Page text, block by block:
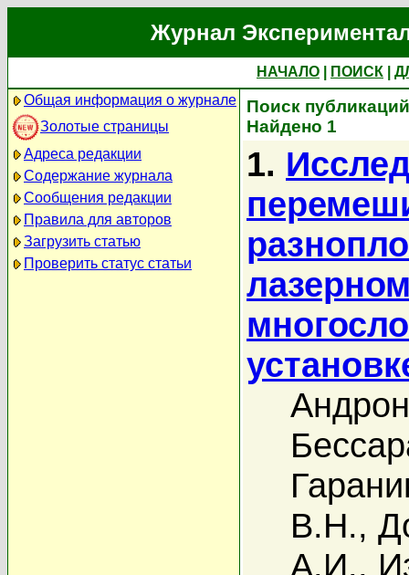
Журнал
НАЧАЛО ПОИСК
Общая информация о журнале
Золотые страницы
Адреса редакции
Содержание журнала
Сообщения редакции
Правила для авторов
Загрузить статью
Проверить статус статьи
Поиск
Найдено 1
1.
В.Н.,
А.И.,